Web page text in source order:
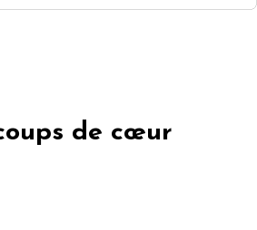
de cœur